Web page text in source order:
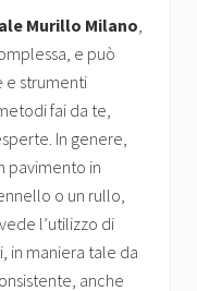
Murillo Milano,
e può
e strumenti
fai da te,
In genere,
pavimento in
o un rullo,
l’utilizzo di
in maniera tale da
anche